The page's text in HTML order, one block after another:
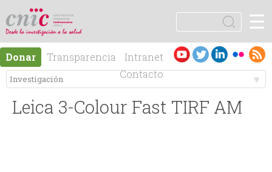
logotipo
En
gli
sh
Es
pa
ño
l
F
o
r
u
s
c
Donar Transparencia
Intranet
Contacto
☰
M
Leica 3-Colour Fast TIRF AM